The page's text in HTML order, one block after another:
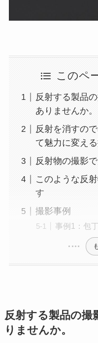
このペ
反射する製品
ありませんか。
反射を消すの
て魅力に変える
反射物の撮影
このような反
す
撮影事例
事例1：包丁
反射する製品の撮
りませんか。